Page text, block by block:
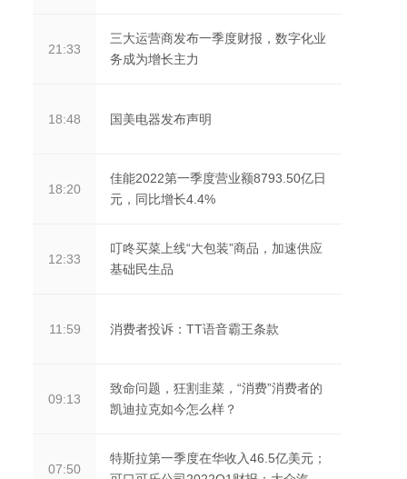
21:33
三大运营商发布一季度财报，数字化业
务成为增长主力
18:48 国美电器发布声明
18:20
佳能2022第一季度营业额8793.50亿日
元，同比增长4.4%
12:33
叮咚买菜上线“大包装”商品，加速供应
基础民生品
11:59 消费者投诉：TT语音霸王条款
09:13
致命问题，狂割韭菜，“消费”消费者的
凯迪拉克如今怎么样？
07:50
特斯拉第一季度在华收入46.5亿美元；